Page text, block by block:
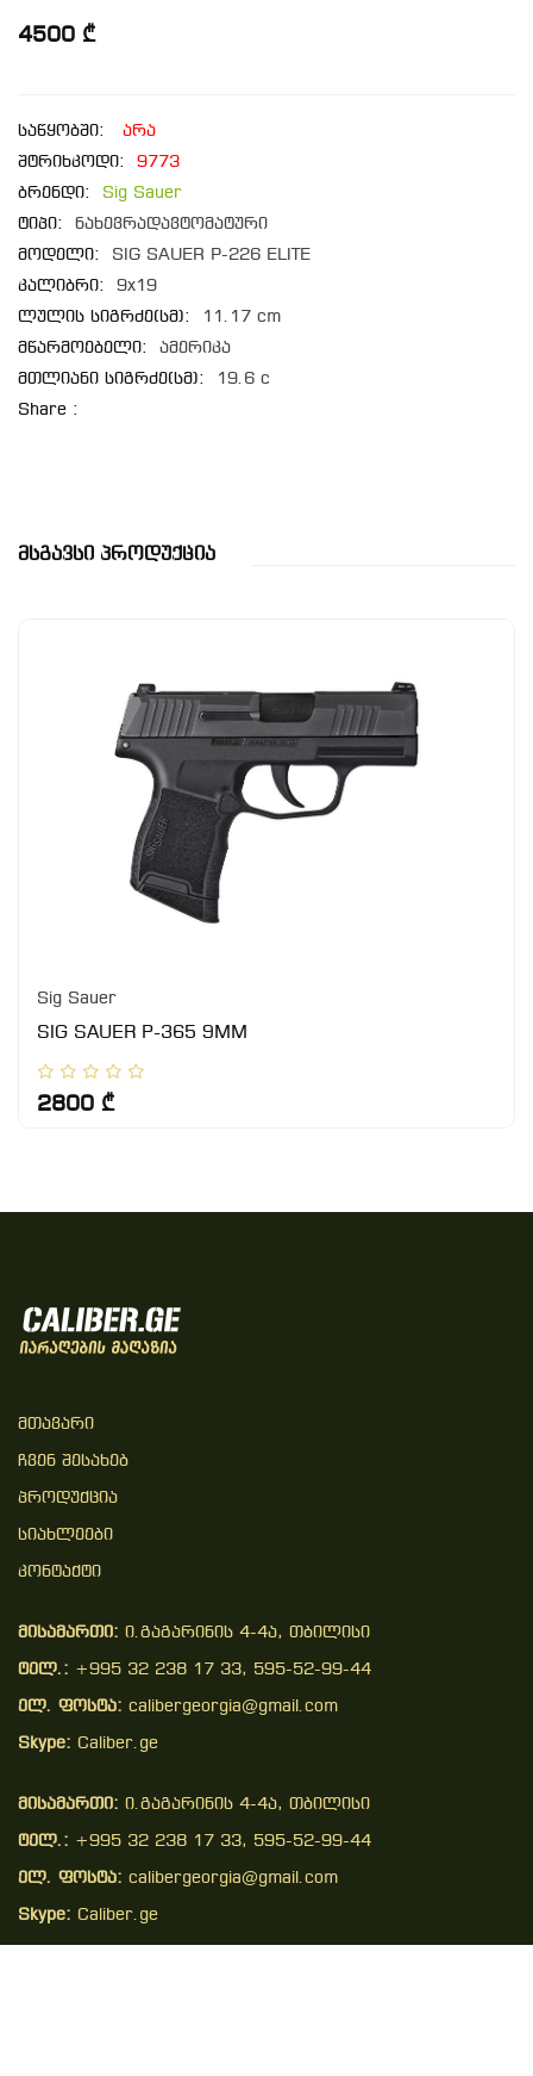
4500 ₾
საწყობში:
არა
შტრიხკოდი:
9773
ბრენდი:
Sig Sauer
ტიპი:
ნახევრადავტომატური
მოდელი:
SIG SAUER P-226 ELITE
კალიბრი:
9x19
ლულის სიგრძე(სმ):
11.17 cm
მწარმოებელი:
ამერიკა
მთლიანი სიგრძე(სმ):
19.6 c
Share :
Მსგავსი Პროდუქცია
Sig Sauer
SIG SAUER P-365 9MM
2800 ₾
Მთავარი
Ჩვენ Შესახებ
Პროდუქცია
Სიახლეები
Კონტაქტი
მისამართი: ი.გაგარინის 4-4ა, თბილისი
ტელ.: +995 32 238 17 33, 595-52-99-44
ელ. ფოსტა: calibergeorgia@gmail.com
Skype: Caliber.ge
მისამართი: ი.გაგარინის 4-4ა, თბილისი
ტელ.: +995 32 238 17 33, 595-52-99-44
ელ. ფოსტა: calibergeorgia@gmail.com
Skype: Caliber.ge